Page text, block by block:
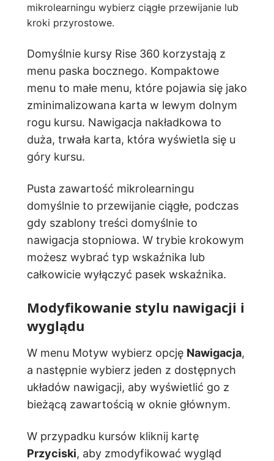
mikrolearningu wybierz ciągłe przewijanie lub
kroki przyrostowe.
Domyślnie kursy Rise 360 korzystają z
menu paska bocznego. Kompaktowe
menu to małe menu, które pojawia się jako
zminimalizowana karta w lewym dolnym
rogu kursu. Nawigacja nakładkowa to
duża, trwała karta, która wyświetla się u
góry kursu.
Pusta zawartość mikrolearningu
domyślnie to przewijanie ciągłe, podczas
gdy szablony treści domyślnie to
nawigacja stopniowa. W trybie krokowym
możesz wybrać typ wskaźnika lub
całkowicie wyłączyć pasek wskaźnika.
Modyfikowanie stylu nawigacji i
wyglądu
W menu Motyw wybierz opcję Nawigacja,
a następnie wybierz jeden z dostępnych
układów nawigacji, aby wyświetlić go z
bieżącą zawartością w oknie głównym.
W przypadku kursów kliknij kartę
Przyciski, aby zmodyfikować wygląd